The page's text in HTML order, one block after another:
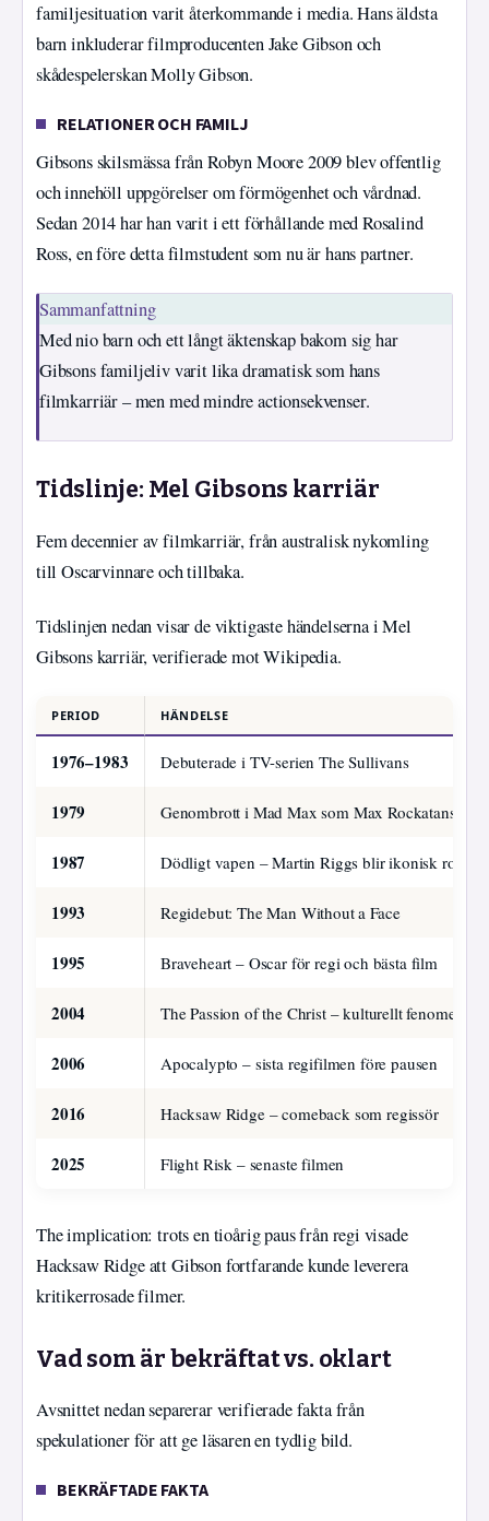
familjesituation varit återkommande i media. Hans äldsta
barn inkluderar filmproducenten Jake Gibson och
skådespelerskan Molly Gibson.
RELATIONER OCH FAMILJ
Gibsons skilsmässa från Robyn Moore 2009 blev offentlig
och innehöll uppgörelser om förmögenhet och vårdnad.
Sedan 2014 har han varit i ett förhållande med Rosalind
Ross, en före detta filmstudent som nu är hans partner.
Sammanfattning
Med nio barn och ett långt äktenskap bakom sig har
Gibsons familjeliv varit lika dramatisk som hans
filmkarriär – men med mindre actionsekvenser.
Tidslinje: Mel Gibsons karriär
Fem decennier av filmkarriär, från australisk nykomling
till Oscarvinnare och tillbaka.
Tidslinjen nedan visar de viktigaste händelserna i Mel
Gibsons karriär, verifierade mot Wikipedia.
PERIOD HÄNDELSE
1976–1983 Debuterade i TV-serien The Sullivans
1979 Genombrott i Mad Max som Max Rockatansky
1987 Dödligt vapen – Martin Riggs blir ikonisk roll
1993 Regidebut: The Man Without a Face
1995 Braveheart – Oscar för regi och bästa film
2004 The Passion of the Christ – kulturellt fenomen
2006 Apocalypto – sista regifilmen före pausen
2016 Hacksaw Ridge – comeback som regissör
2025 Flight Risk – senaste filmen
The implication: trots en tioårig paus från regi visade
Hacksaw Ridge att Gibson fortfarande kunde leverera
kritikerrosade filmer.
Vad som är bekräftat vs. oklart
Avsnittet nedan separerar verifierade fakta från
spekulationer för att ge läsaren en tydlig bild.
BEKRÄFTADE FAKTA